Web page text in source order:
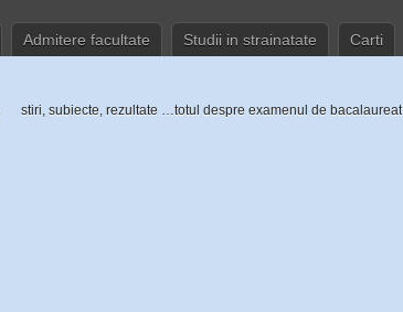
Admitere facultate Studii in strainatate Carti
stiri, subiecte, rezultate …totul despre examenul de bacalaureat